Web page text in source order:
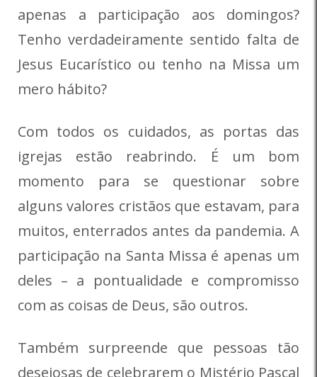
apenas a participação aos domingos?
Tenho verdadeiramente sentido falta de
Jesus Eucarístico ou tenho na Missa um
mero hábito?
Com todos os cuidados, as portas das
igrejas estão reabrindo. É um bom
momento para se questionar sobre
alguns valores cristãos que estavam, para
muitos, enterrados antes da pandemia. A
participação na Santa Missa é apenas um
deles – a pontualidade e compromisso
com as coisas de Deus, são outros.
Também surpreende que pessoas tão
desejosas de celebrarem o Mistério Pascal